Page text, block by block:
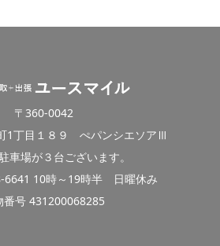
〒360-0042
1丁目１８９ ぺパンシエソアⅢ
場が３台ございます。
6641 10時～19時半 日曜休み
番号 431200068285